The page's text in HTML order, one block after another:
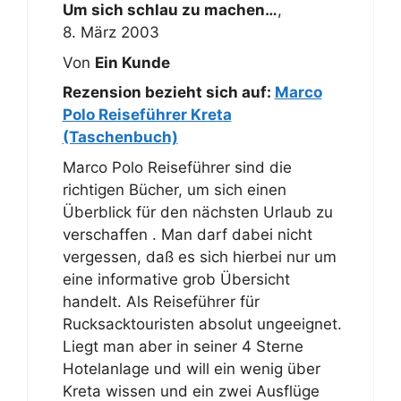
Um sich schlau zu machen…,
8. März 2003
Von Ein Kunde
Rezension bezieht sich auf: Marco
Polo Reiseführer Kreta
(Taschenbuch)
Marco Polo Reiseführer sind die
richtigen Bücher, um sich einen
Überblick für den nächsten Urlaub zu
verschaffen . Man darf dabei nicht
vergessen, daß es sich hierbei nur um
eine informative grob Übersicht
handelt. Als Reiseführer für
Rucksacktouristen absolut ungeeignet.
Liegt man aber in seiner 4 Sterne
Hotelanlage und will ein wenig über
Kreta wissen und ein zwei Ausflüge